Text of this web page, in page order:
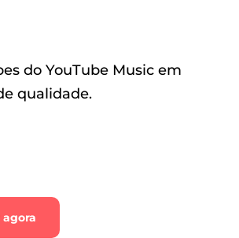
do YouTube Music em
qualidade.